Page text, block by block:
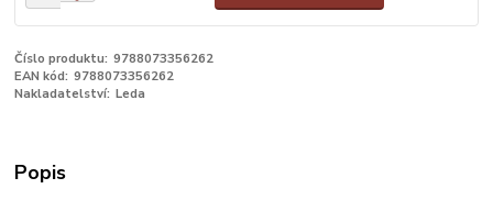
Číslo produktu: 9788073356262
EAN kód: 9788073356262
Nakladatelství: Leda
Popis